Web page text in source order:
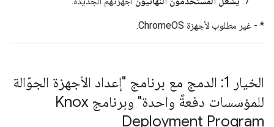
* - غير مطلوب لأجهزة ChromeOS.
الخيار 1: الدمج مع برنامج "إعداد الأجهزة الجوّالة
للمؤسسات دفعةً واحدة" وبرنامج Knox
Deployment Program